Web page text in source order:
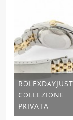
COLLEZIONE
PRIVATA